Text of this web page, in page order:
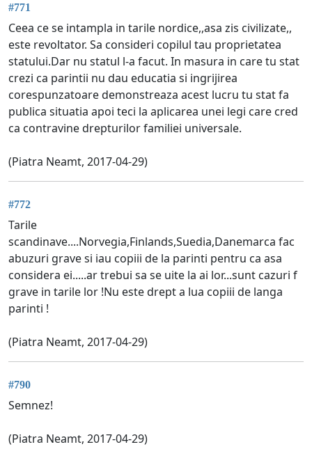
#771
Ceea ce se intampla in tarile nordice,,asa zis civilizate,,
este revoltator. Sa consideri copilul tau proprietatea
statului.Dar nu statul l-a facut. In masura in care tu stat
crezi ca parintii nu dau educatia si ingrijirea
corespunzatoare demonstreaza acest lucru tu stat fa
publica situatia apoi teci la aplicarea unei legi care cred
ca contravine drepturilor familiei universale.
(Piatra Neamt, 2017-04-29)
#772
Tarile
scandinave....Norvegia,Finlands,Suedia,Danemarca fac
abuzuri grave si iau copiii de la parinti pentru ca asa
considera ei.....ar trebui sa se uite la ai lor...sunt cazuri f
grave in tarile lor !Nu este drept a lua copiii de langa
parinti !
(Piatra Neamt, 2017-04-29)
#790
Semnez!
(Piatra Neamt, 2017-04-29)